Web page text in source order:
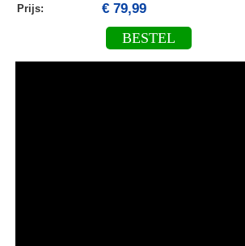
Prijs: € 79,99
BESTEL